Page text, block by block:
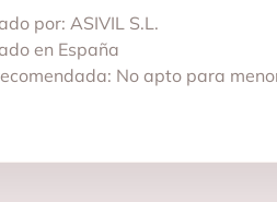
por: ASIVIL S.L.
en España
No apto para